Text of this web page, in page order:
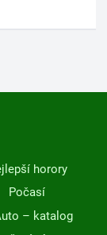
horory
Počasí
– katalog